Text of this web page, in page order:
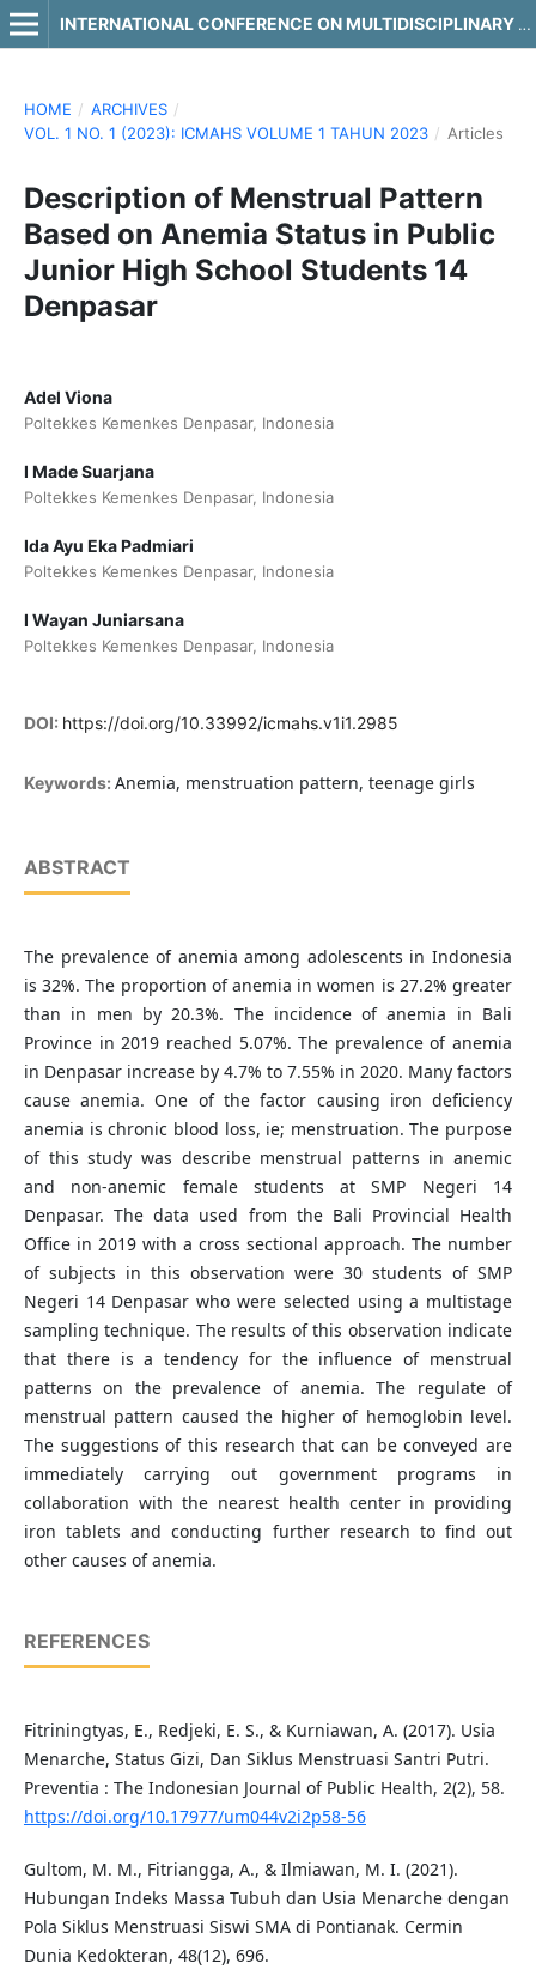
INTERNATIONAL CONFERENCE ON MULTIDISCIPLINARY APPROACHES IN HEALTH SCIENCE
HOME / ARCHIVES /
VOL. 1 NO. 1 (2023): ICMAHS VOLUME 1 TAHUN 2023 / Articles
Description of Menstrual Pattern
Based on Anemia Status in Public
Junior High School Students 14
Denpasar
Adel Viona
Poltekkes Kemenkes Denpasar, Indonesia
I Made Suarjana
Poltekkes Kemenkes Denpasar, Indonesia
Ida Ayu Eka Padmiari
Poltekkes Kemenkes Denpasar, Indonesia
I Wayan Juniarsana
Poltekkes Kemenkes Denpasar, Indonesia
DOI: https://doi.org/10.33992/icmahs.v1i1.2985
Keywords: Anemia, menstruation pattern, teenage girls
ABSTRACT
The prevalence of anemia among adolescents in Indonesia
is 32%. The proportion of anemia in women is 27.2% greater
than in men by 20.3%. The incidence of anemia in Bali
Province in 2019 reached 5.07%. The prevalence of anemia
in Denpasar increase by 4.7% to 7.55% in 2020. Many factors
cause anemia. One of the factor causing iron deficiency
anemia is chronic blood loss, ie; menstruation. The purpose
of this study was describe menstrual patterns in anemic
and non-anemic female students at SMP Negeri 14
Denpasar. The data used from the Bali Provincial Health
Office in 2019 with a cross sectional approach. The number
of subjects in this observation were 30 students of SMP
Negeri 14 Denpasar who were selected using a multistage
sampling technique. The results of this observation indicate
that there is a tendency for the influence of menstrual
patterns on the prevalence of anemia. The regulate of
menstrual pattern caused the higher of hemoglobin level.
The suggestions of this research that can be conveyed are
immediately carrying out government programs in
collaboration with the nearest health center in providing
iron tablets and conducting further research to find out
other causes of anemia.
REFERENCES
Fitriningtyas, E., Redjeki, E. S., & Kurniawan, A. (2017). Usia
Menarche, Status Gizi, Dan Siklus Menstruasi Santri Putri.
Preventia : The Indonesian Journal of Public Health, 2(2), 58.
https://doi.org/10.17977/um044v2i2p58-56
Gultom, M. M., Fitriangga, A., & Ilmiawan, M. I. (2021).
Hubungan Indeks Massa Tubuh dan Usia Menarche dengan
Pola Siklus Menstruasi Siswi SMA di Pontianak. Cermin
Dunia Kedokteran, 48(12), 696.